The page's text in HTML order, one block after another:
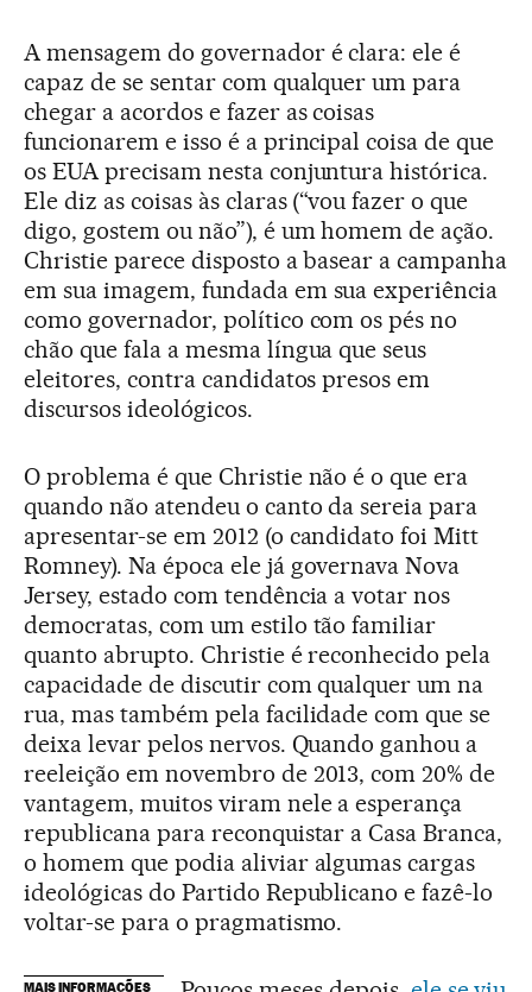
A mensagem do governador é clara: ele é
capaz de se sentar com qualquer um para
chegar a acordos e fazer as coisas
funcionarem e isso é a principal coisa de que
os EUA precisam nesta conjuntura histórica.
Ele diz as coisas às claras (“vou fazer o que
digo, gostem ou não”), é um homem de ação.
Christie parece disposto a basear a campanha
em sua imagem, fundada em sua experiência
como governador, político com os pés no
chão que fala a mesma língua que seus
eleitores, contra candidatos presos em
discursos ideológicos.
O problema é que Christie não é o que era
quando não atendeu o canto da sereia para
apresentar-se em 2012 (o candidato foi Mitt
Romney). Na época ele já governava Nova
Jersey, estado com tendência a votar nos
democratas, com um estilo tão familiar
quanto abrupto. Christie é reconhecido pela
capacidade de discutir com qualquer um na
rua, mas também pela facilidade com que se
deixa levar pelos nervos. Quando ganhou a
reeleição em novembro de 2013, com 20% de
vantagem, muitos viram nele a esperança
republicana para reconquistar a Casa Branca,
o homem que podia aliviar algumas cargas
ideológicas do Partido Republicano e fazê-lo
voltar-se para o pragmatismo.
MAIS INFORMAÇÕES